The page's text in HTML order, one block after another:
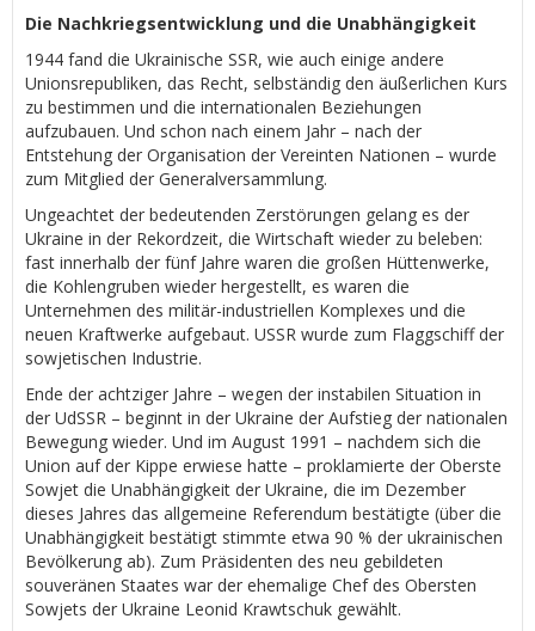
Die Nachkriegsentwicklung und die Unabhängigkeit
1944 fand die Ukrainische SSR, wie auch einige andere
Unionsrepubliken, das Recht, selbständig den äußerlichen Kurs
zu bestimmen und die internationalen Beziehungen
aufzubauen. Und schon nach einem Jahr – nach der
Entstehung der Organisation der Vereinten Nationen – wurde
zum Mitglied der Generalversammlung.
Ungeachtet der bedeutenden Zerstörungen gelang es der
Ukraine in der Rekordzeit, die Wirtschaft wieder zu beleben:
fast innerhalb der fünf Jahre waren die großen Hüttenwerke,
die Kohlengruben wieder hergestellt, es waren die
Unternehmen des militär-industriellen Komplexes und die
neuen Kraftwerke aufgebaut. USSR wurde zum Flaggschiff der
sowjetischen Industrie.
Ende der achtziger Jahre – wegen der instabilen Situation in
der UdSSR – beginnt in der Ukraine der Aufstieg der nationalen
Bewegung wieder. Und im August 1991 – nachdem sich die
Union auf der Kippe erwiese hatte – proklamierte der Oberste
Sowjet die Unabhängigkeit der Ukraine, die im Dezember
dieses Jahres das allgemeine Referendum bestätigte (über die
Unabhängigkeit bestätigt stimmte etwa 90 % der ukrainischen
Bevölkerung ab). Zum Präsidenten des neu gebildeten
souveränen Staates war der ehemalige Chef des Obersten
Sowjets der Ukraine Leonid Krawtschuk gewählt.